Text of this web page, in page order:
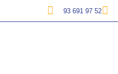
93 691 97 52